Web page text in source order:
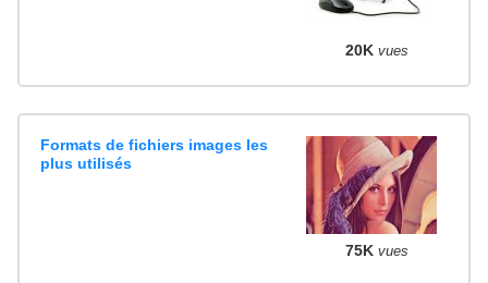
20K vues
Formats de fichiers images les
plus utilisés
75K vues